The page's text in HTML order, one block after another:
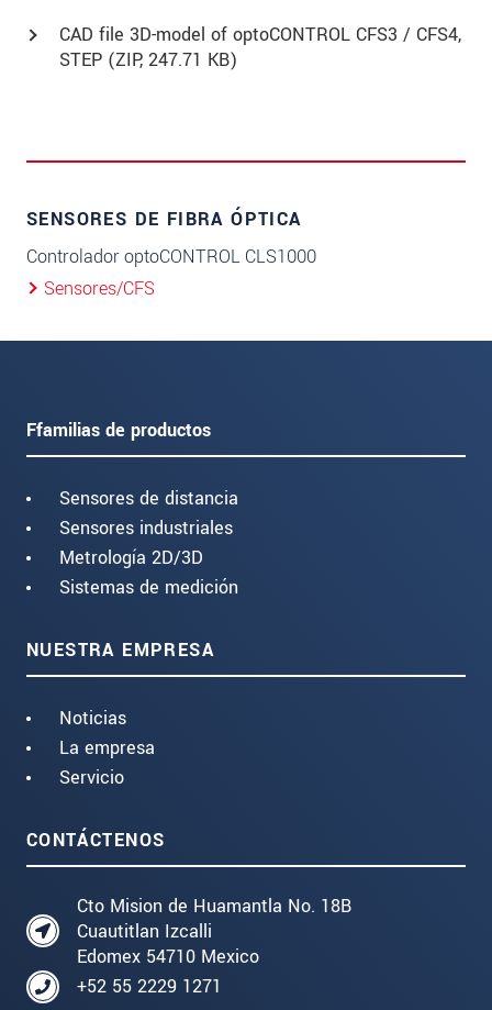
CAD file 3D-model of optoCONTROL CFS3 / CFS4,
STEP (ZIP, 247.71 KB)
SENSORES DE FIBRA ÓPTICA
Controlador optoCONTROL CLS1000
Sensores/CFS
Ffamilias de productos
Sensores de distancia
Sensores industriales
Metrología 2D/3D
Sistemas de medición
NUESTRA EMPRESA
Noticias
La empresa
Servicio
CONTÁCTENOS
Cto Mision de Huamantla No. 18B
Cuautitlan Izcalli
Edomex 54710 Mexico
+52 55 2229 1271